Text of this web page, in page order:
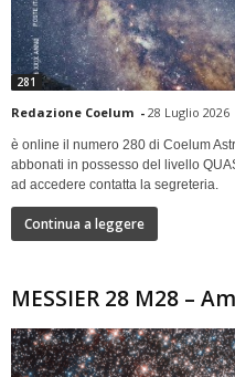
281
Redazione Coelum - 28 Luglio 2026
è online il numero 280 di Coelum
abbonati in possesso del livello
ad accedere contatta la segreteria.
Continua a leggere
MESSIER 28 M28 –